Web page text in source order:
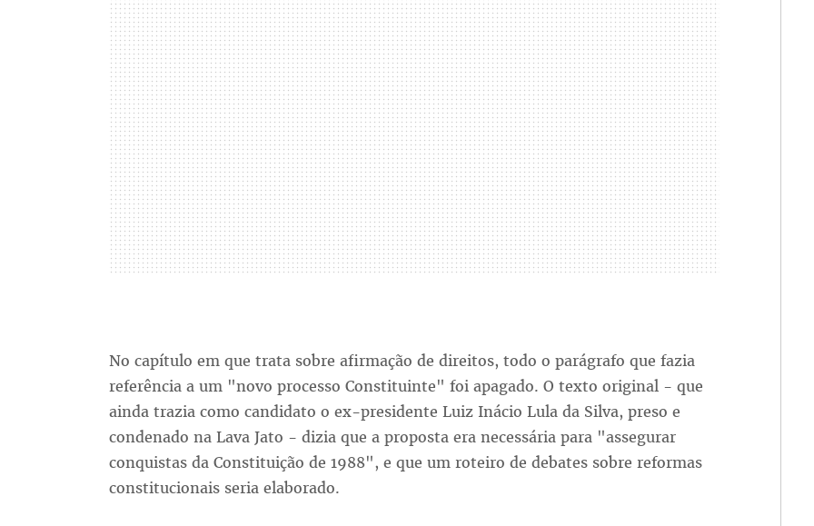
No capítulo em que trata sobre afirmação de direitos, todo o parágrafo que fazia
referência a um "novo processo Constituinte" foi apagado. O texto original - que
ainda trazia como candidato o ex-presidente Luiz Inácio Lula da Silva, preso e
condenado na Lava Jato - dizia que a proposta era necessária para "assegurar
conquistas da Constituição de 1988", e que um roteiro de debates sobre reformas
constitucionais seria elaborado.